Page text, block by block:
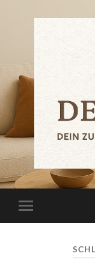
Mobile-
Menü